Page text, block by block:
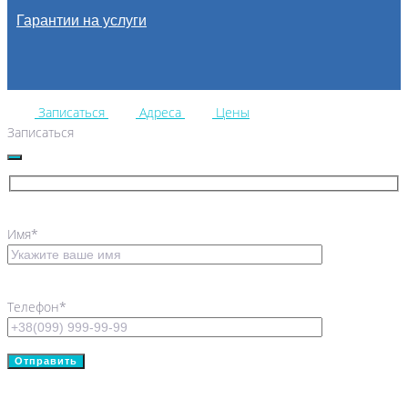
Гарантии на услуги
Записаться Адреса
Цены
Записаться
Имя*
Телефон*